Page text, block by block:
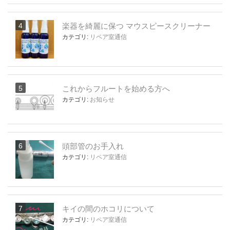
楽器を綺麗に保つ マウスピースクリーナー
カテゴリ: リペア室通信
これからフルートを始める方へ
カテゴリ: お知らせ
頭部管のお手入れ
カテゴリ: リペア室通信
キイの間のホコリについて
カテゴリ: リペア室通信